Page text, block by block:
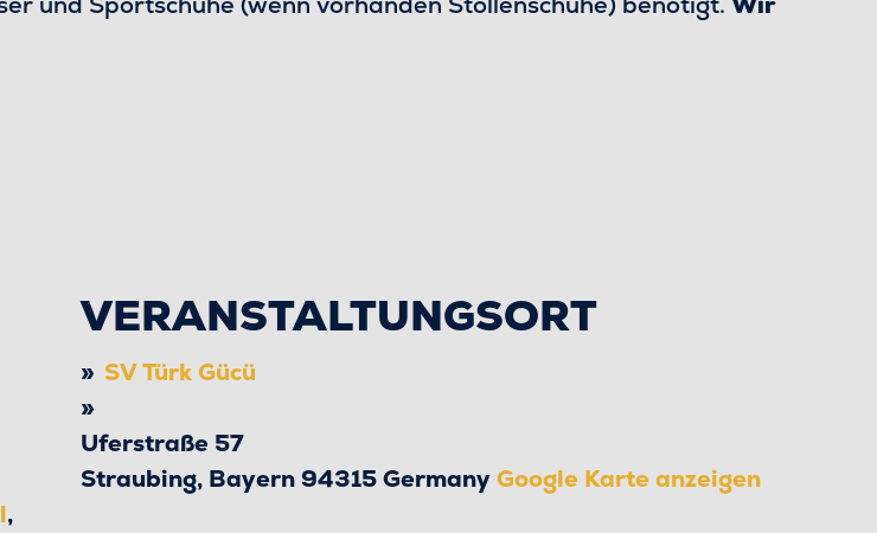
,
VERANSTALTUNGSORT
SV Türk Gücü
Uferstraße 57
Straubing, Bayern94315GermanyGoogle Karte anzeigen